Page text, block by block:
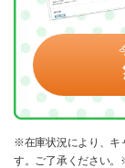
※在庫状況により、キ
す。ご了承ください